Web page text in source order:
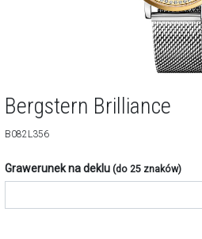
Bergstern Brilliance
B082L356
Grawerunek na deklu (do 25 znaków)